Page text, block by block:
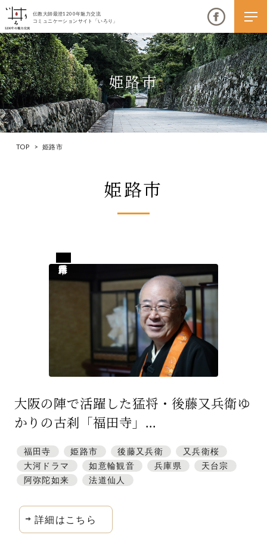
伝教大師最澄1200年魅力交流
コミュニケーションサイト「いろり」
伝教大師最澄1200年魅力交流
いろりとは
大学コラボプロジェクト
いろり端
特集「一隅を照らす」
探訪「1200年の魅力交流」
プレスアーカイブ
サイトポリシー
姫路市
TOP > 姫路市
姫路市
大阪の陣で活躍した猛将・後藤又兵衛ゆ
かりの古刹「福田寺」...
福田寺 姫路市 後藤又兵衛
又兵衛桜
大河ドラマ
如意輪観音 兵庫県
天台宗
阿弥陀如来
法道仙人
詳細はこちら